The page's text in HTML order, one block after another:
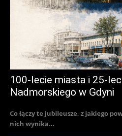
100-lecie miasta i 25-
Nadmorskiego w Gdyni
Co łączy te jubileusze, z jakiego
nich wynika...